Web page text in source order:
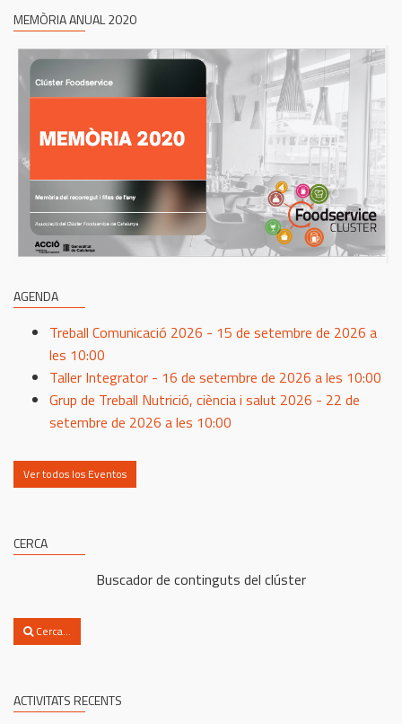
MEMÒRIA ANUAL 2020
AGENDA
Treball Comunicació 2026 - 15 de setembre de 2026 a
les 10:00
Taller Integrator - 16 de setembre de 2026 a les 10:00
Grup de Treball Nutrició, ciència i salut 2026 - 22 de
setembre de 2026 a les 10:00
Ver todos los Eventos
CERCA
Buscador de continguts del clúster
Cerca...
ACTIVITATS RECENTS